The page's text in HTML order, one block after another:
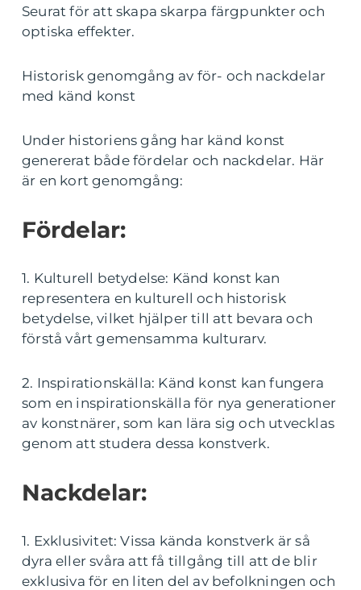
Seurat för att skapa skarpa färgpunkter och
optiska effekter.
Historisk genomgång av för- och nackdelar
med känd konst
Under historiens gång har känd konst
genererat både fördelar och nackdelar. Här
är en kort genomgång:
Fördelar:
1. Kulturell betydelse: Känd konst kan
representera en kulturell och historisk
betydelse, vilket hjälper till att bevara och
förstå vårt gemensamma kulturarv.
2. Inspirationskälla: Känd konst kan fungera
som en inspirationskälla för nya generationer
av konstnärer, som kan lära sig och utvecklas
genom att studera dessa konstverk.
Nackdelar:
1. Exklusivitet: Vissa kända konstverk är så
dyra eller svåra att få tillgång till att de blir
exklusiva för en liten del av befolkningen och